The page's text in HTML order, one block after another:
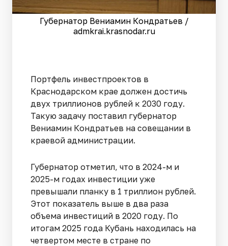
Губернатор Вениамин Кондратьев /
admkrai.krasnodar.ru
Портфель инвестпроектов в
Краснодарском крае должен достичь
двух триллионов рублей к 2030 году.
Такую задачу поставил губернатор
Вениамин Кондратьев на совещании в
краевой администрации.
Губернатор отметил, что в 2024-м и
2025-м годах инвестиции уже
превышали планку в 1 триллион рублей.
Этот показатель выше в два раза
объема инвестиций в 2020 году. По
итогам 2025 года Кубань находилась на
четвертом месте в стране по